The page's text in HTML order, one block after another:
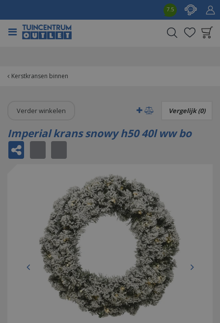
Kerstkransen binnen
7.5
Verder winkelen Vergelijk (0)
Imperial krans snowy h50 40l ww bo